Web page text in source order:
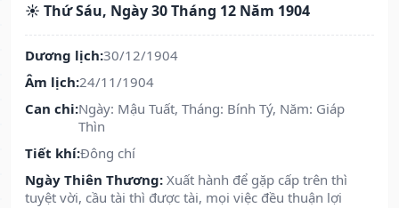
☀️ Thứ Sáu, Ngày 30 Tháng 12 Năm 1904
Dương lịch:30/12/1904
Âm lịch:24/11/1904
Can chi:Ngày: Mậu Tuất, Tháng: Bính Tý, Năm: Giáp
Thìn
Tiết khí:Đông chí
Ngày Thiên Thương: Xuất hành để gặp cấp trên thì
tuyệt vời, cầu tài thì được tài, mọi việc đều thuận lợi